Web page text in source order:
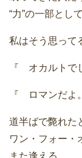
“力”の一部とし
私はそう思って
『 オカルトで
『 ロマンだよ。
道半ばで斃れた
ワン・フォー・
また逢える。